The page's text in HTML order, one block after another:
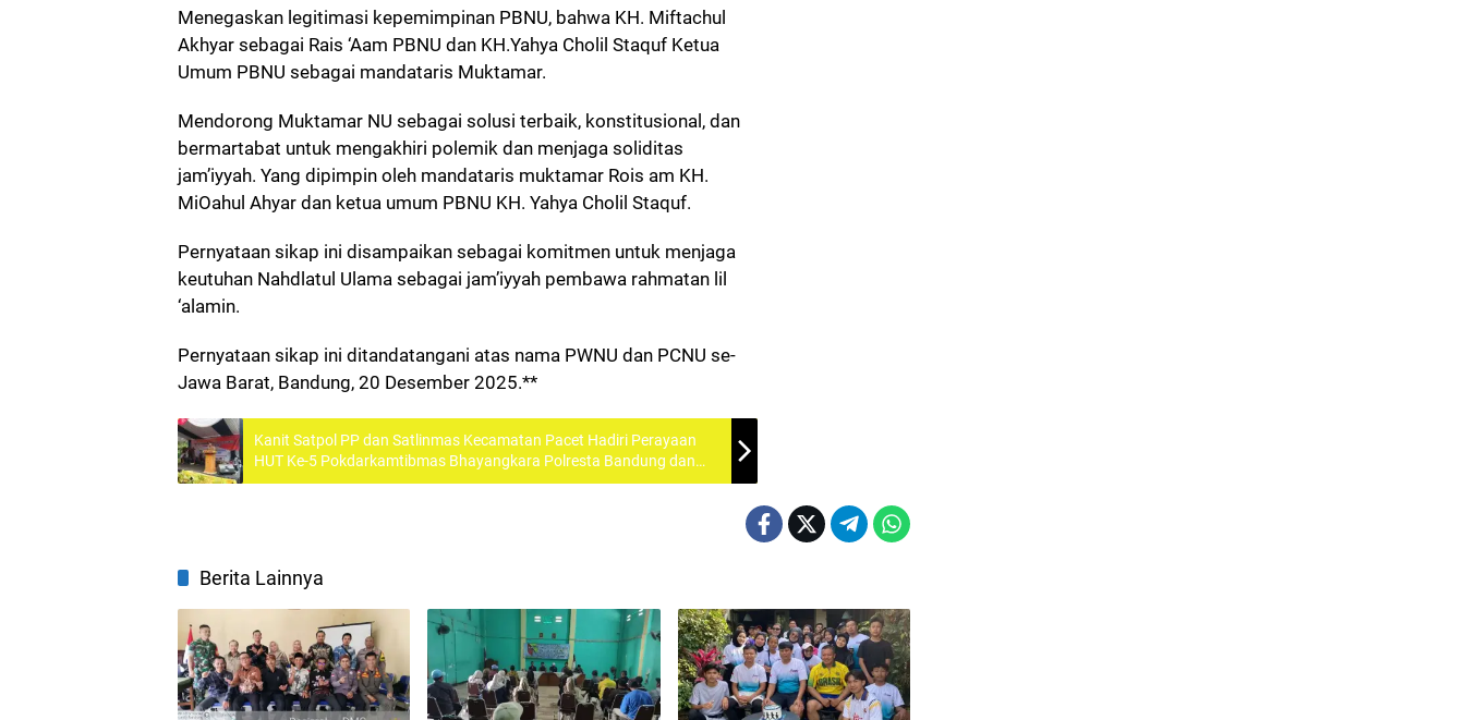
Menegaskan legitimasi kepemimpinan PBNU, bahwa KH. Miftachul
Akhyar sebagai Rais ‘Aam PBNU dan KH.Yahya Cholil Staquf Ketua
Umum PBNU sebagai mandataris Muktamar.
Mendorong Muktamar NU sebagai solusi terbaik, konstitusional, dan
bermartabat untuk mengakhiri polemik dan menjaga soliditas
jam’iyyah. Yang dipimpin oleh mandataris muktamar Rois am KH.
MiOahul Ahyar dan ketua umum PBNU KH. Yahya Cholil Staquf.
Pernyataan sikap ini disampaikan sebagai komitmen untuk menjaga
keutuhan Nahdlatul Ulama sebagai jam’iyyah pembawa rahmatan lil
‘alamin.
​​​​​​​Pernyataan sikap ini ditandatangani atas nama PWNU dan PCNU se-
Jawa Barat, Bandung, 20 Desember 2025.**
Kanit Satpol PP dan Satlinmas Kecamatan Pacet Hadiri Perayaan
HUT Ke-5 Pokdarkamtibmas Bhayangkara Polresta Bandung dan
Pelantikan Pengurus Tingkat Sektor
Berita Lainnya